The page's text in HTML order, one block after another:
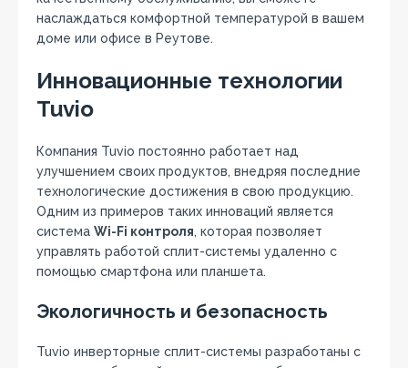
наслаждаться комфортной температурой в вашем
доме или офисе в Реутове.
Инновационные технологии
Tuvio
Компания Tuvio постоянно работает над
улучшением своих продуктов, внедряя последние
технологические достижения в свою продукцию.
Одним из примеров таких инноваций является
система Wi-Fi контроля, которая позволяет
управлять работой сплит-системы удаленно с
помощью смартфона или планшета.
Экологичность и безопасность
Tuvio инверторные сплит-системы разработаны с